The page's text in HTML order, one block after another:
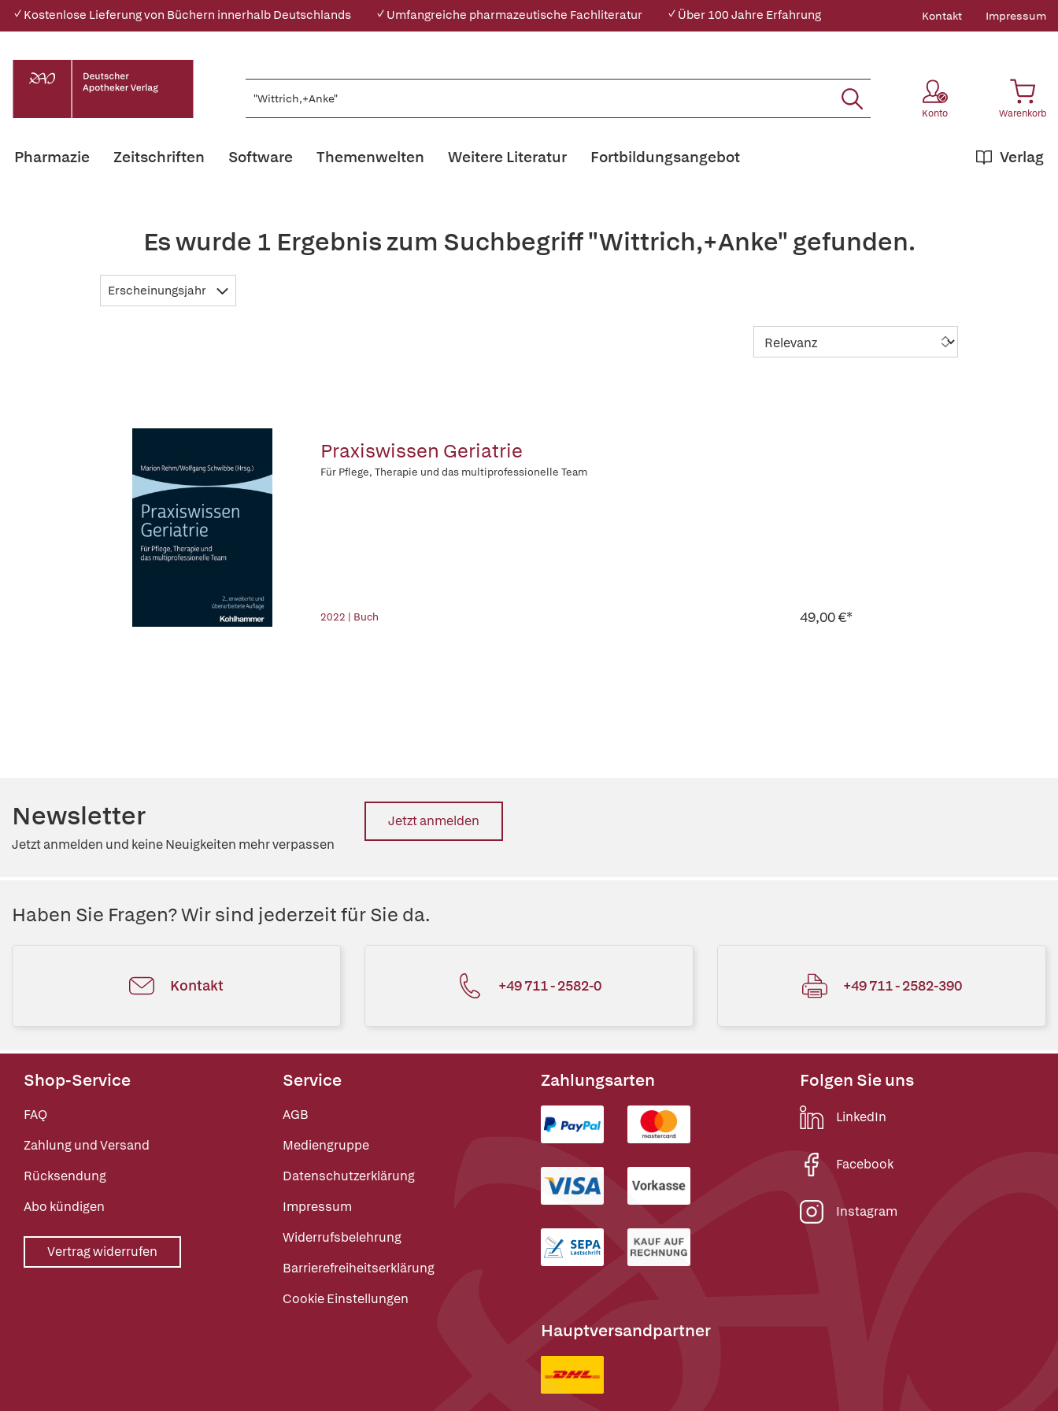
✓ Kostenlose Lieferung von Büchern innerhalb Deutschlands ✓ Umfangreiche pharmazeutische Fachliteratur ✓ Über 100 Jahre Erfahrung Kontakt Impressum
Konto Warenkorb
Pharmazie Zeitschriften Software Themenwelten Weitere Literatur Verlag
Fortbildungsangebot
Es wurde 1 Ergebnis zum Suchbegriff "Wittrich,+Anke" gefunden.
Erscheinungsjahr
Praxiswissen Geriatrie
Für Pflege, Therapie und das multiprofessionelle Team
2022 | Buch 49,00 €*
Newsletter
Jetzt anmelden und keine Neuigkeiten mehr verpassen
Jetzt anmelden
Haben Sie Fragen? Wir sind jederzeit für Sie da.
Kontakt +49 711 - 2582-0 +49 711 - 2582-390
Shop-Service
FAQ
Zahlung und Versand
Rücksendung
Abo kündigen
Vertrag widerrufen
Service
AGB
Mediengruppe
Datenschutzerklärung
Impressum
Widerrufsbelehrung
Barrierefreiheitserklärung
Cookie Einstellungen
Zahlungsarten
Hauptversandpartner
Folgen Sie uns
LinkedIn
Facebook
Instagram